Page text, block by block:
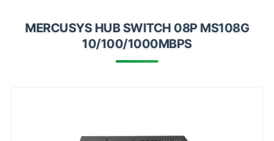
Onu Epon
Onu-Gpon-Gpon
Ubiquiti
MERCUSYS HUB SWITCH 08P MS108G
10/100/1000MBPS